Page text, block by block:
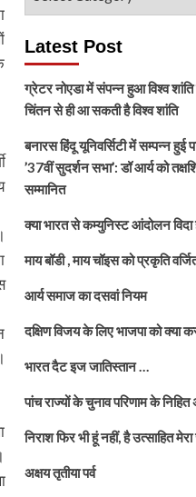
Latest Post
ग्रेटर नोएडा में संपन्न हुआ विश्व
चिंतन से ही आ सकती है विश्व शांति
बनारस हिंदू यूनिवर्सिटी में सम्पन्न हुई
’37वीं सुदर्शन सभा’: डॉ आर्य को
सम्मानित
क्या भारत से कम्युनिस्ट आंदोलन विदा
माय बॉडी , माय चॉइस को प्रकृति
आर्य समाज का दसवां नियम
दक्षिण विजय के लिए भाजपा को क्या
भारत दैट इज जातिस्तान …
पांच राज्यों के चुनाव परिणाम के निहित
निराश फिर भी हूं नहीं, है उत्साहित
अक्षय तृतीया पर्व